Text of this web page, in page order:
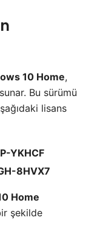
10 Home,
Bu sürümü
lisans
YKHCF
8HVX7
Home
şekilde